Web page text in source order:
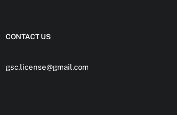
CONTACT US
gsc.license@gmail.com